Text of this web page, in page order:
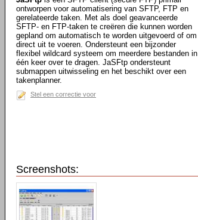
ontworpen voor automatisering van SFTP, FTP en
gerelateerde taken. Met als doel geavanceerde
SFTP- en FTP-taken te creëren die kunnen worden
gepland om automatisch te worden uitgevoerd of om
direct uit te voeren. Ondersteunt een bijzonder
flexibel wildcard systeem om meerdere bestanden in
één keer over te dragen. JaSFtp ondersteunt
submappen uitwisseling en het beschikt over een
takenplanner.
Stel een correctie voor
Screenshots: